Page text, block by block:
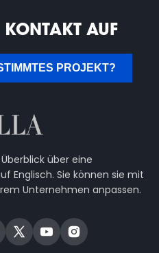
AUF
PROJEKT?
über eine
Englisch. Sie können sie mit
Unternehmen anpassen.